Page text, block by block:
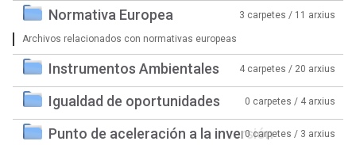
Normativa Europea 3 carpetes / 11 arxius
Archivos relacionados con normativas europeas
Instrumentos Ambientales 4 carpetes / 20 arxius
Igualdad de oportunidades 0 carpetes / 4 arxius
Punto de aceleración a la inversión0 carpetes / 3 arxius